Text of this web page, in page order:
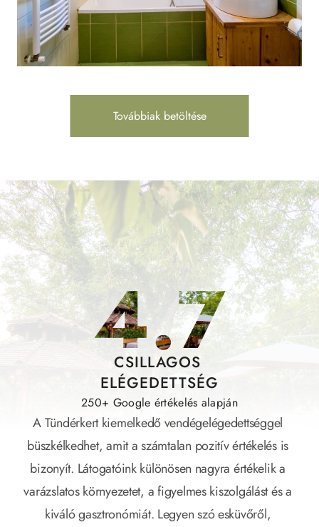
Továbbiak betöltése
4.7
CSILLAGOS
ELÉGEDETTSÉG
250+ Google értékelés alapján
A Tündérkert kiemelkedő vendégelégedettséggel
büszkélkedhet, amit a számtalan pozitív értékelés is
bizonyít. Látogatóink különösen nagyra értékelik a
varázslatos környezetet, a figyelmes kiszolgálást és a
kiváló gasztronómiát. Legyen szó esküvőről,